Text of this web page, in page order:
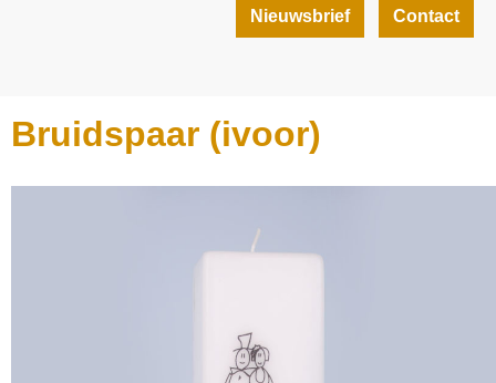
Nieuwsbrief Contact
Bruidspaar (ivoor)